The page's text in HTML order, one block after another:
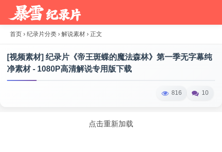
首页 › 纪录片分类 › 解说素材 › 正文
[视频素材] 纪录片《帝王斑蝶的魔法森林》第一季无字幕纯
净素材 - 1080P高清解说专用版下载
816 10
点击重新加载